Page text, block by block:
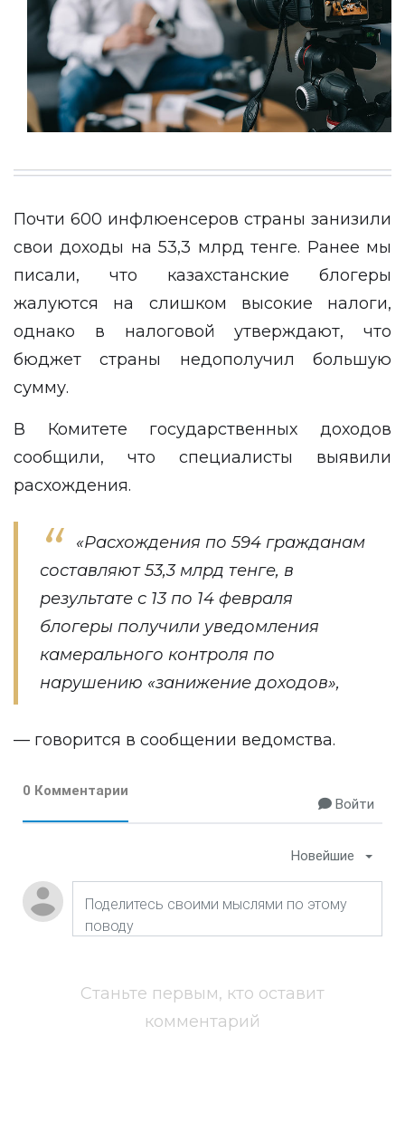
Почти 600 инфлюенсеров страны занизили
свои доходы на 53,3 млрд тенге. Ранее мы
писали, что казахстанские блогеры
жалуются на слишком высокие налоги,
однако в налоговой утверждают, что
бюджет страны недополучил большую
сумму.
В Комитете государственных доходов
сообщили, что специалисты выявили
расхождения.
«Расхождения по 594 гражданам
составляют 53,3 млрд тенге, в
результате с 13 по 14 февраля
блогеры получили уведомления
камерального контроля по
нарушению «занижение доходов»,
— говорится в сообщении ведомства.
0 Комментарии
Войти
Новейшие
Станьте первым, кто оставит
комментарий